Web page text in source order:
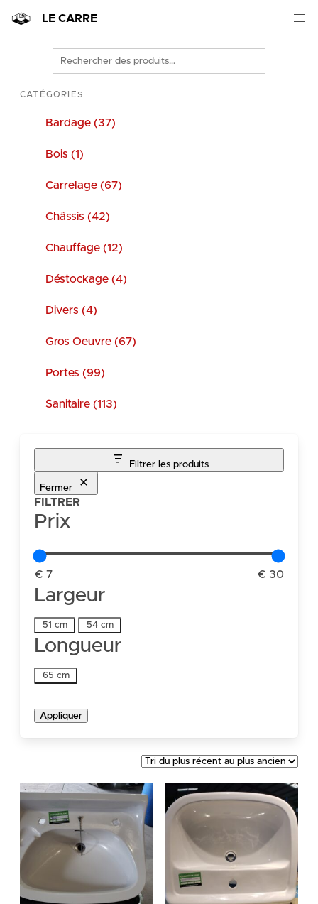
LE CARRE
Rechercher
des
produits
CATÉGORIES
Bardage (37)
Bois (1)
Carrelage (67)
Châssis (42)
Chauffage (12)
Déstockage (4)
Divers (4)
Gros Oeuvre (67)
Portes (99)
Sanitaire (113)
Filtrer les produits
Fermer
FILTRER
Prix
€ 7 € 30
Largeur
Largeur
51 cm 54 cm
Longueur
Longueur
65 cm
Appliquer